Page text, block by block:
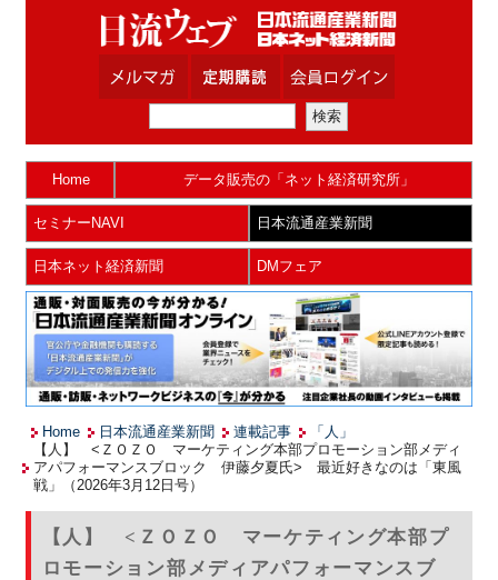
Home データ販売の「ネット経済研究所」
セミナーNAVI 日本流通産業新聞
日本ネット経済新聞 DMフェア
Home 日本流通産業新聞 連載記事
「人」
【人】 <ＺＯＺＯ マーケティング本部プロモーション部メディ
アパフォーマンスブロック 伊藤夕夏氏> 最近好きなのは「東風
戦」（2026年3月12日号）
【人】 <ＺＯＺＯ マーケティング本部プ
ロモーション部メディアパフォーマンスブ